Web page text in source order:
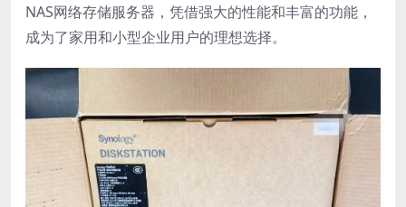
NAS网络存储服务器，凭借强大的性能和丰富的功能，
成为了家用和小型企业用户的理想选择。